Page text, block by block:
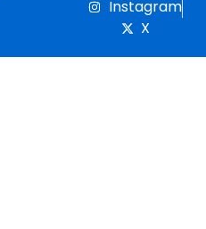
Instagram
X